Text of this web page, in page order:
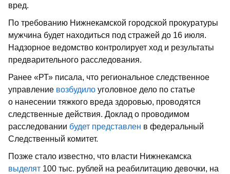
вред.
По требованию Нижнекамской городской прокуратуры
мужчина будет находиться под стражей до 16 июля.
Надзорное ведомство контролирует ход и результаты
предварительного расследования.
Ранее «РТ» писала, что региональное следственное
управление возбудило уголовное дело по статье
о нанесении тяжкого вреда здоровью, проводятся
следственные действия. Доклад о проводимом
расследовании будет представлен в федеральный
Следственный комитет.
Позже стало известно, что власти Нижнекамска
выделят 100 тыс. рублей на реабилитацию девочки, на